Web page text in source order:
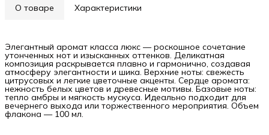
О товаре Характеристики
Элегантный аромат класса люкс — роскошное сочетание
утонченных нот и изысканных оттенков. Деликатная
композиция раскрывается плавно и гармонично, создавая
атмосферу элегантности и шика. Верхние ноты: свежесть
цитрусовых и легкие цветочные акценты. Сердце аромата:
нежность белых цветов и древесные мотивы. Базовые ноты:
тепло амбры и мягкость мускуса. Идеально подходит для
вечернего выхода или торжественного мероприятия. Объем
флакона — 100 мл.